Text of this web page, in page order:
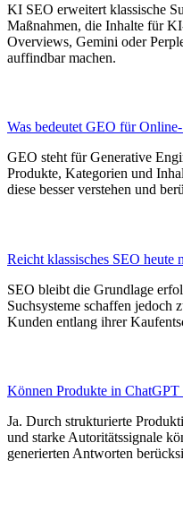
KI SEO erweitert klassische
Maßnahmen, die Inhalte für
Overviews, Gemini oder
auffindbar machen.
Was bedeutet GEO für
GEO steht für Generative
Produkte, Kategorien und
diese besser verstehen und
Reicht klassisches SEO heute
SEO bleibt die Grundlage
Suchsysteme schaffen jedoch
Kunden entlang ihrer
Können Produkte in ChatGPT
Ja. Durch strukturierte
und starke Autoritätssignale
generierten Antworten